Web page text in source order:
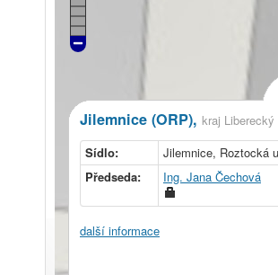
Jilemnice (ORP), kraj Liberecký
Sídlo:
Jilemnice, Roztocká
Předseda:
Ing. Jana Čechová
další informace